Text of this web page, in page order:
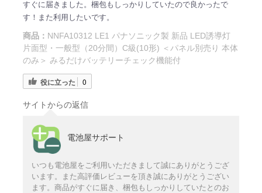
すぐに届きました。梱包もしっかりしていたので良かったで
す！また利用したいです。
商品： NNFA10312 LE1 パナソニック製 新品 LED誘導灯
片面型・一般型（20分間）C級(10形) ＜パネル別売り 本体
のみ＞ みるだけバッテリーチェック機能付
役に立った 0
サイトからの返信
電池屋サポート
いつも電池屋をご利用いただきまして誠にありがとうござ
います。また高評価レビューを頂き誠にありがとうござい
ます。商品がすぐに届き、梱包もしっかりしていたとのお